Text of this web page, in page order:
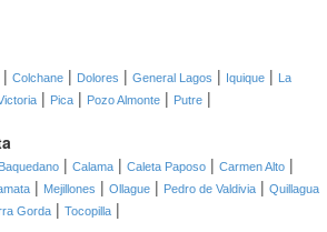
| Colchane | Dolores | General Lagos | Iquique |
La
| Pica | Pozo Almonte | Putre |
Baquedano | Calama | Caleta Paposo | Carmen Alto |
| Mejillones | Ollague | Pedro de Valdivia | Quillagua
Gorda | Tocopilla |